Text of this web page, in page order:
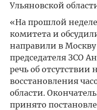
Ульяновской
«На прошлой
комитета и
направили в
председателя ЗСО
речь об отсутствии
восстановления
области.
принято